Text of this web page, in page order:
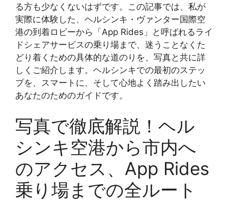
る方も少なくないはずです。この記事では、私が
実際に体験した、ヘルシンキ・ヴァンター国際空
港の到着ロビーから「App Rides」と呼ばれるライ
ドシェアサービスの乗り場まで、迷うことなくた
どり着くための具体的な道のりを、写真と共に詳
しくご紹介します。ヘルシンキでの最初のステッ
プを、スマートに、そして心地よく踏み出したい
あなたのためのガイドです。
写真で徹底解説！ヘル
シンキ空港から市内へ
のアクセス、App Rides
乗り場までの全ルート